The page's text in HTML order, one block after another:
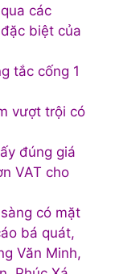
các
biệt của
tắc cống 1
vượt trội có
đúng giá
VAT cho
có mặt
bá quát,
Văn Minh,